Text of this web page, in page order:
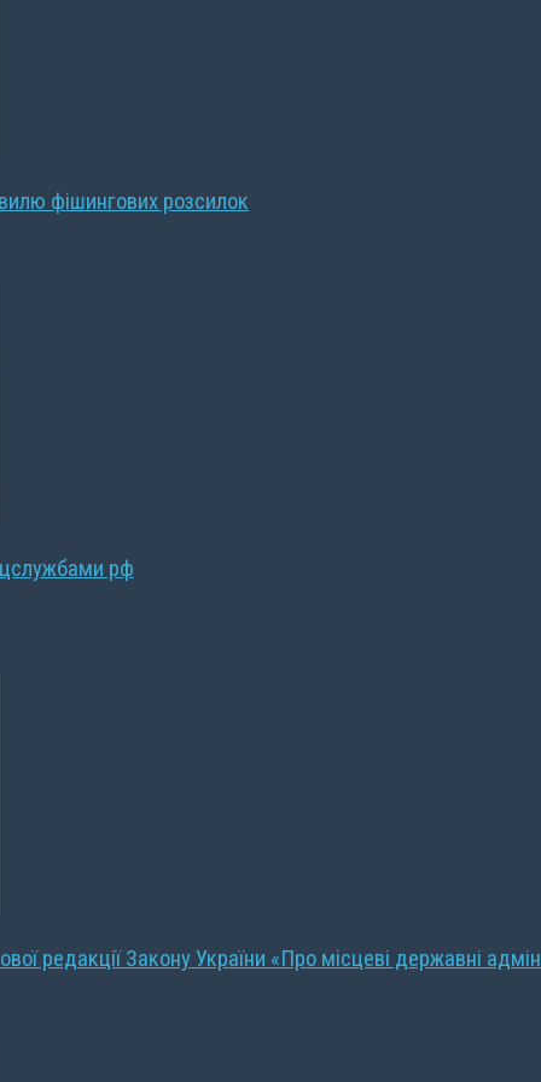
фішингових розсилок
рф
редакції Закону України «Про місцеві державні